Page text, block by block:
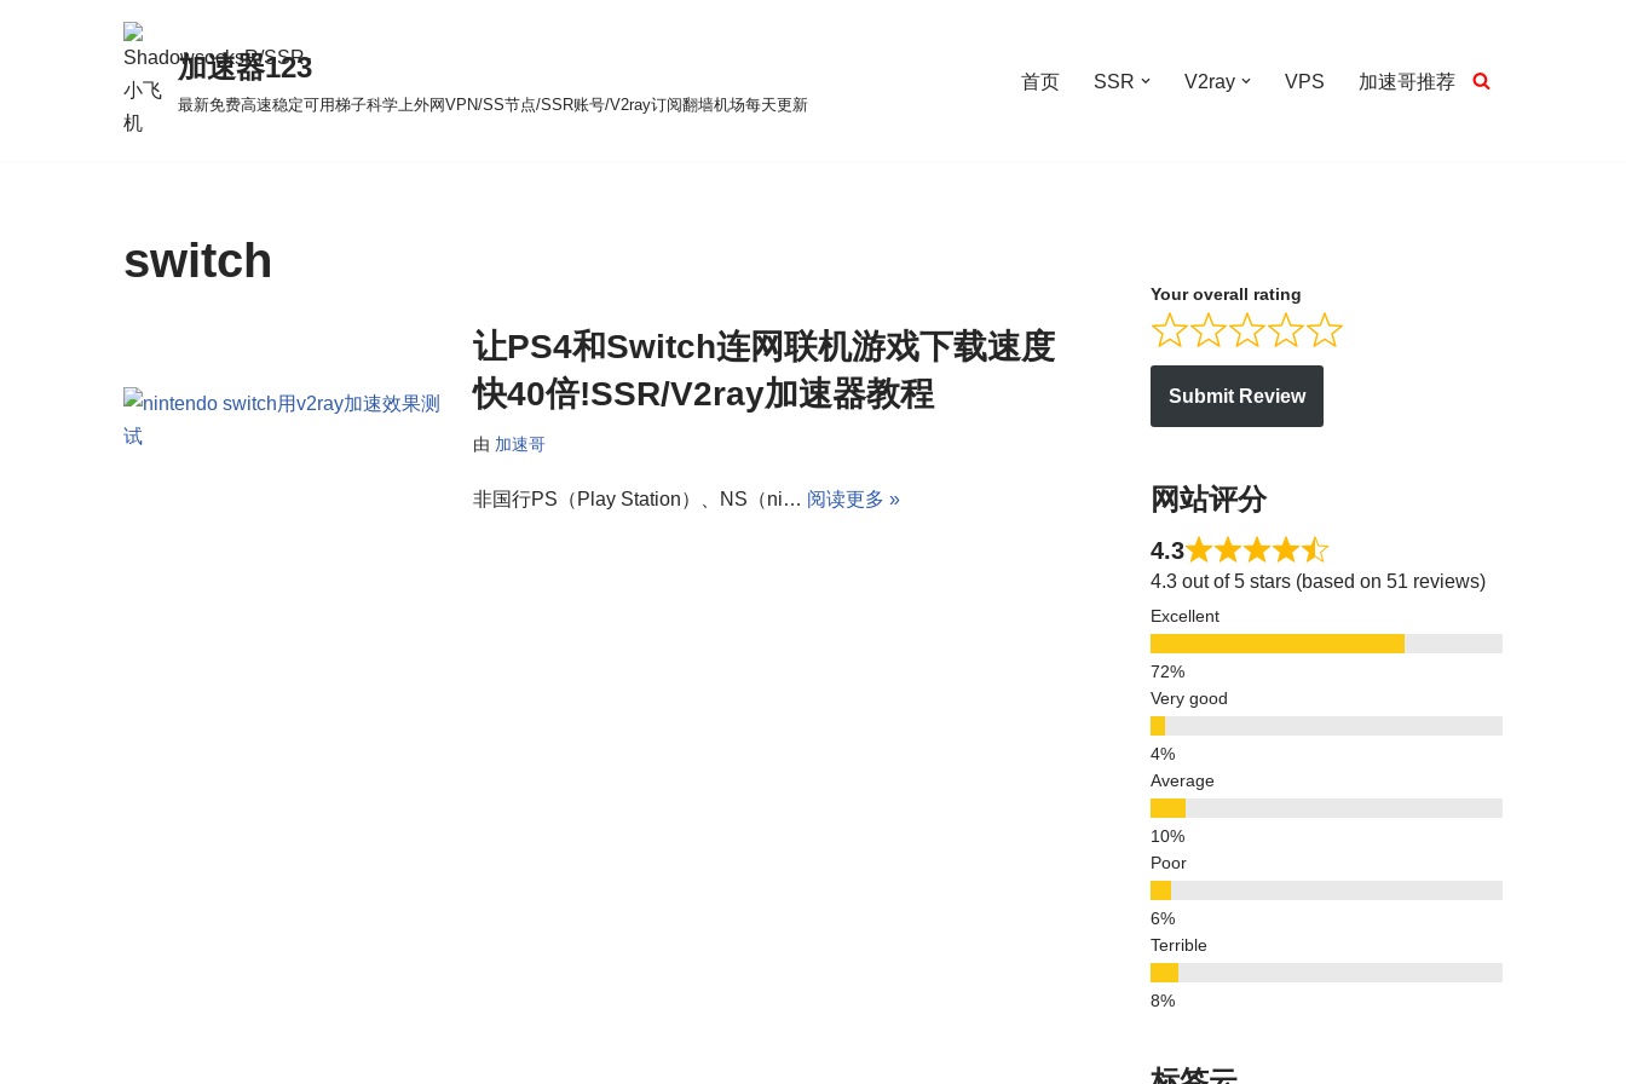
加速器123
最新免费高速稳定可用梯子科学上外网VPN/SS节点/SSR账号/V2ray订阅翻墙机场每天更新
首页 SSR V2ray VPS 加速哥推荐
switch
让PS4和Switch连网联机游戏下载速度
快40倍!SSR/V2ray加速器教程
由 加速哥
非国行PS（Play Station）、NS（ni… 阅读更多 »
Your overall rating
Submit Review
网站评分
4.3
4.3 out of 5 stars (based on 51 reviews)
Excellent
Very good
Average
Poor
Terrible